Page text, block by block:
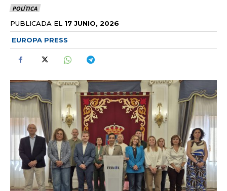
POLÍTICA
PUBLICADA EL 17 JUNIO, 2026
EUROPA PRESS